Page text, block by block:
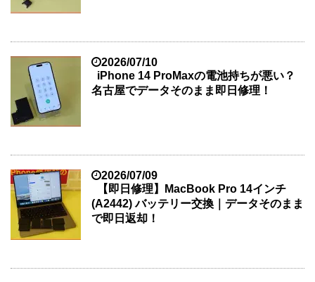
2026/07/10
iPhone 14 ProMaxの電池持ちが悪い？
名古屋でデータそのまま即日修理！
2026/07/09
【即日修理】MacBook Pro 14インチ
(A2442) バッテリー交換｜データそのまま
で即日返却！